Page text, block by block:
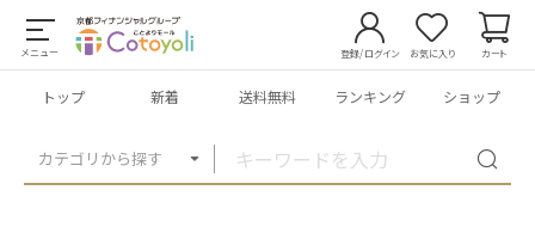
メニュー
カテゴリから探す
登録/ログイン お気に入り カート
トップ 新着 送料無料 ランキング ショップ